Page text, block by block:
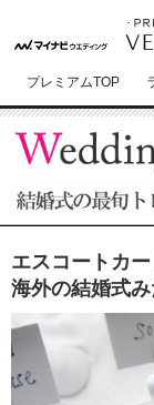
プレミアムTOP
エスコートカ
海外の結婚式